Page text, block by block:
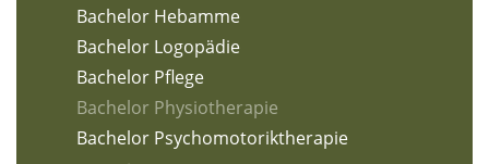
Bachelor Hebamme
Bachelor Logopädie
Bachelor Pflege
Bachelor Physiotherapie
Bachelor Psychomotoriktherapie